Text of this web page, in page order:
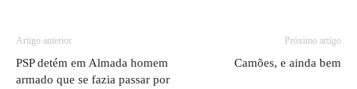
Artigo anterior
PSP detém em Almada homem
armado que se fazia passar por
Próximo artigo
Camões, e ainda bem